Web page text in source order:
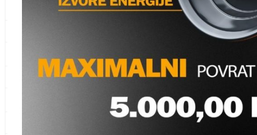
KLIMA UREĐAJI
SPOJNI ELEMENTI
CIJEVI ZA ZAŠTITU KABLOVA
VARGON SLIVNIK SIFONSKI
Sifoni i nastavci,Podni sifoni,